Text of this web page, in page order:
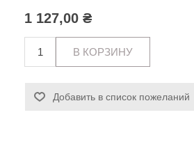
1 127,00 ₴